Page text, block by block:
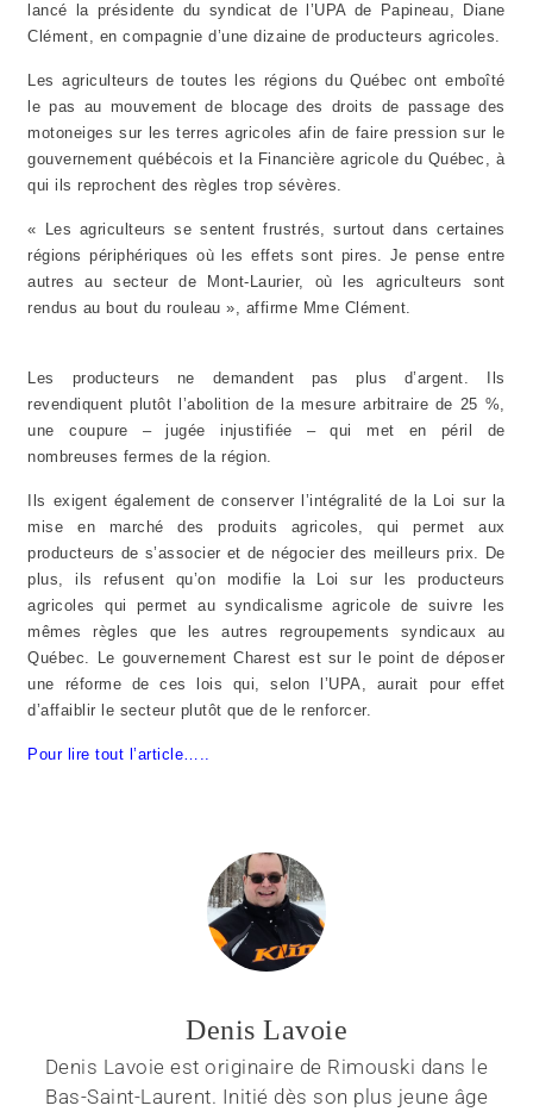
lancé la présidente du syndicat de l’UPA de Papineau, Diane
Clément, en compagnie d’une dizaine de producteurs agricoles.
Les agriculteurs de toutes les régions du Québec ont emboîté
le pas au mouvement de blocage des droits de passage des
motoneiges sur les terres agricoles afin de faire pression sur le
gouvernement québécois et la Financière agricole du Québec, à
qui ils reprochent des règles trop sévères.
« Les agriculteurs se sentent frustrés, surtout dans certaines
régions périphériques où les effets sont pires. Je pense entre
autres au secteur de Mont-Laurier, où les agriculteurs sont
rendus au bout du rouleau », affirme Mme Clément.
Les producteurs ne demandent pas plus d’argent. Ils
revendiquent plutôt l’abolition de la mesure arbitraire de 25 %,
une coupure – jugée injustifiée – qui met en péril de
nombreuses fermes de la région.
Ils exigent également de conserver l’intégralité de la Loi sur la
mise en marché des produits agricoles, qui permet aux
producteurs de s’associer et de négocier des meilleurs prix. De
plus, ils refusent qu’on modifie la Loi sur les producteurs
agricoles qui permet au syndicalisme agricole de suivre les
mêmes règles que les autres regroupements syndicaux au
Québec. Le gouvernement Charest est sur le point de déposer
une réforme de ces lois qui, selon l’UPA, aurait pour effet
d’affaiblir le secteur plutôt que de le renforcer.
Pour lire tout l’article…..
Denis Lavoie
Denis Lavoie est originaire de Rimouski dans le
Bas-Saint-Laurent. Initié dès son plus jeune âge